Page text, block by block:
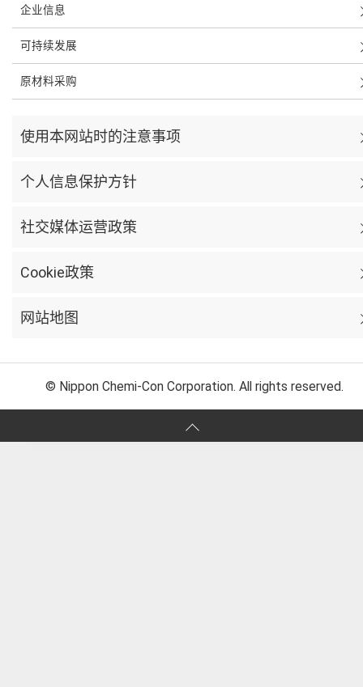
企业信息
可持续发展
原材料采购
使用本网站时的注意事项
个人信息保护方针
社交媒体运营政策
Cookie政策
网站地图
© Nippon Chemi-Con Corporation. All rights reserved.